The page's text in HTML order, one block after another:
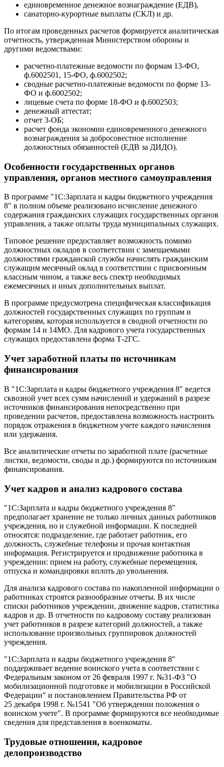
единовременное денежное вознаграждение (ЕДВ),
санаторно-курортные выплаты (СКЛ) и др.
По итогам проведенных расчетов формируется аналитическая
отчетность, утвержденная Министерством обороны и
другими ведомствами:
расчетно-платежные ведомости по формам 13-ФО,
ф.6002501, 15-ФО, ф.6002502;
сводные расчетно-платежные ведомости по форме 13-
ФО и ф.6002502;
лицевые счета по форме 18-ФО и ф.6002503;
денежный аттестат;
отчет 3-ОБ;
расчет фонда экономии единовременного денежного
вознаграждения за добросовестное исполнение
должностных обязанностей (ЕДВ за ДИДО).
Особенности государственных органов
управления, органов местного самоуправления
В программе "1С:Зарплата и кадры бюджетного учреждения
8" в полном объеме реализовано исчисление денежного
содержания гражданских служащих государственных органов
управления, а также оплаты труда муниципальных служащих.
Типовое решение предоставляет возможность помимо
должностных окладов в соответствии с замещаемыми
должностями гражданской службы начислять гражданским
служащим месячный оклад в соответствии с присвоенным
классным чином, а также весь спектр необходимых
ежемесячных и иных дополнительных выплат.
В программе предусмотрена специфическая классификация
должностей государственных служащих по группам и
категориям, которая используется в сводной отчетности по
формам 14 и 14МО. Для кадрового учета государственных
служащих предоставлена форма Т-2ГС.
Учет заработной платы по источникам
финансирования
В "1С:Зарплата и кадры бюджетного учреждения 8" ведется
сквозной учет всех сумм начислений и удержаний в разрезе
источников финансирования непосредственно при
проведении расчетов, предоставлена возможность настроить
порядок отражения в бюджетном учете каждого начисления
или удержания.
Все аналитические отчеты по заработной плате (расчетные
листки, ведомости, своды и др.) формируются по источникам
финансирования.
Учет кадров и анализ кадрового состава
"1С:Зарплата и кадры бюджетного учреждения 8"
предполагает хранение не только личных данных работников
учреждения, но и служебной информации. К последней
относятся: подразделение, где работает работник, его
должность, служебные телефоны и прочая контактная
информация. Регистрируется и продвижение работника в
учреждении: прием на работу, служебные перемещения,
отпуска и командировки вплоть до увольнения.
Для анализа кадрового состава по накопленной информации о
работниках строятся разнообразные отчеты. В их числе
списки работников учреждении, движение кадров, статистика
кадров и др. В отчетности по кадровому составу реализован
учет работников в разрезе категорий должностей, а также
использование произвольных группировок должностей
учреждения.
"1С:Зарплата и кадры бюджетного учреждения 8"
поддерживает ведение воинского учета в соответствии с
Федеральным законом от 26 февраля 1997 г. №31-ФЗ "О
мобилизационной подготовке и мобилизации в Российской
Федерации" и постановлением Правительства РФ от
25 декабря 1998 г. №1541 "Об утверждении положения о
воинском учете". В программе формируются все необходимые
сведения для представления в военкоматы.
Трудовые отношения, кадровое
делопроизводство